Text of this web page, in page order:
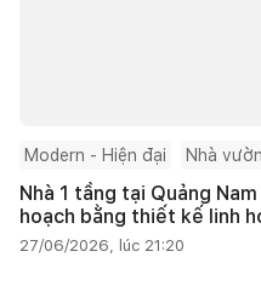
Modern - Hiện đại Nhà vườn
Nhà 1 tầng tại Quảng
hoạch bằng thiết kế linh
27/06/2026, lúc 21:20